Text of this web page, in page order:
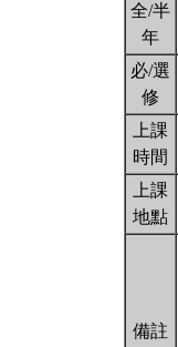
全/半
年
必/選
修
上課
時間
上課
地點
備註